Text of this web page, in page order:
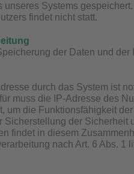
Systems
findet nicht statt.
der Daten und der
durch das System ist
muss die IP-Adresse des
um die Funktionsfähigkeit
Sicherstellung der
findet in diesem
nach Art. 6 Abs. 1